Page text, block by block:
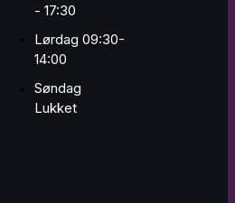
- 17:30
Lørdag 09:30-
14:00
Søndag
Lukket